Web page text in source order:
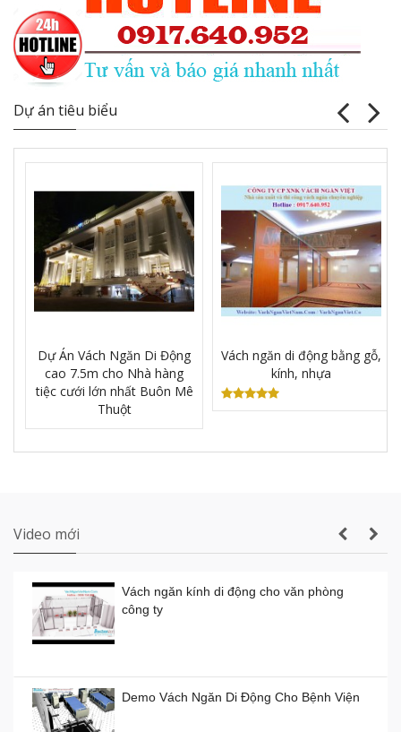
Dự án tiêu biểu
Dự Án Vách Ngăn Di Động
cao 7.5m cho Nhà hàng
tiệc cưới lớn nhất Buôn Mê
Thuột
Vách ngăn di động bằng gỗ,
kính, nhựa
Video mới
Vách ngăn vệ sinh tấm Compact Laminate
Composite giá rẻ TPHCM
Sản xuất VÁCH NGĂN DI ĐỘNG nhà hàng
tiệc cưới lớn nhất Gia Lai
Vách ngăn kính di động cho văn phòng
công ty
Demo Vách Ngăn Di Động Cho Bệnh Viện
Vách ngăn kính di động giá rẻ
Giá:0đ